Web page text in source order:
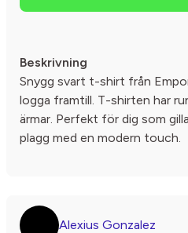
Beskrivning
Snygg svart t-shirt från
logga framtill. T-shirten har
ärmar. Perfekt för dig som
plagg med en modern touch.
Alexius Gonzalez